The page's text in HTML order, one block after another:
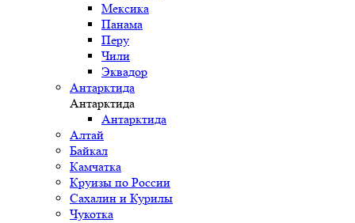
Мексика
Панама
Перу
Чили
Эквадор
Антарктида
Антарктида
Антарктида
Алтай
Байкал
Камчатка
Круизы по России
Сахалин и Курилы
Чукотка